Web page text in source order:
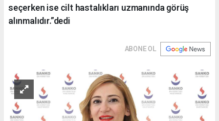
seçerken ise cilt hastalıkları uzmanında görüş
alınmalıdır.”dedi
ABONE OL